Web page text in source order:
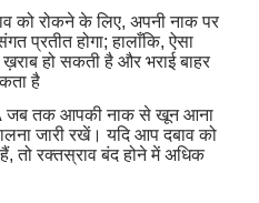
को रोकने के लिए, अपनी नाक पर
प्रतीत होगा; हालाँकि, ऐसा
हो सकती है और भराई बाहर
है
जब तक आपकी नाक से खून आना
जारी रखें। यदि आप दबाव को
तो रक्तस्राव बंद होने में अधिक